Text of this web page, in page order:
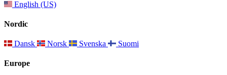
English (US)
Nordic
Dansk Norsk Svenska Suomi
Europe